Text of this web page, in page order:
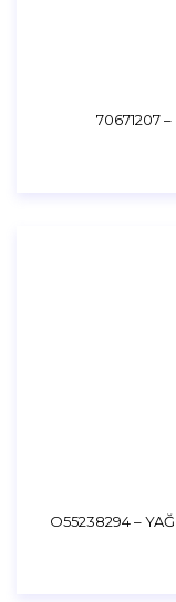
70671207
O55238294 –